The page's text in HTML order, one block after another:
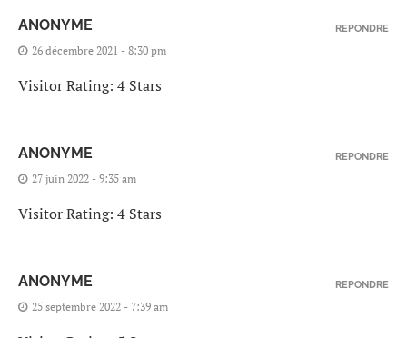
ANONYME
26 décembre 2021 - 8:30 pm
Visitor Rating: 4 Stars
REPONDRE
ANONYME
27 juin 2022 - 9:35 am
Visitor Rating: 4 Stars
REPONDRE
ANONYME
25 septembre 2022 - 7:39 am
REPONDRE